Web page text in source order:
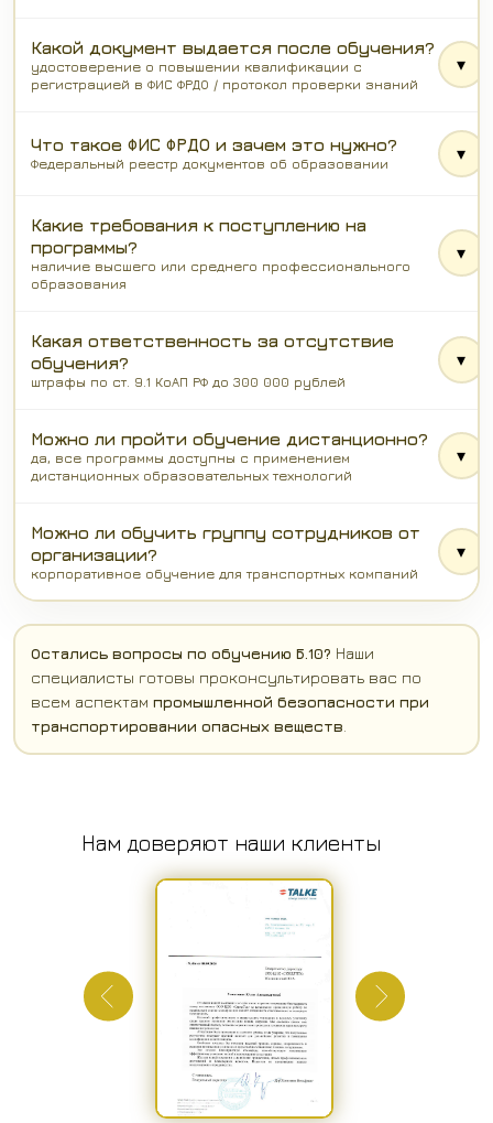
Какой документ выдается после обучения?
удостоверение о повышении квалификации с
регистрацией в ФИС ФРДО / протокол проверки знаний
▾
Что такое ФИС ФРДО и зачем это нужно?
Федеральный реестр документов об образовании
▾
Какие требования к поступлению на
программы?
наличие высшего или среднего профессионального
образования
▾
Какая ответственность за отсутствие
обучения?
штрафы по ст. 9.1 КоАП РФ до 300 000 рублей
▾
Можно ли пройти обучение дистанционно?
да, все программы доступны с применением
дистанционных образовательных технологий
▾
Можно ли обучить группу сотрудников от
организации?
корпоративное обучение для транспортных компаний
▾
Остались вопросы по обучению Б.10? Наши
специалисты готовы проконсультировать вас по
всем аспектам промышленной безопасности при
транспортировании опасных веществ
Нам доверяют наши клиенты